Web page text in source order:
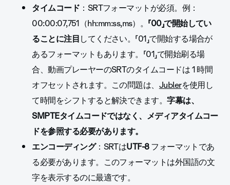
タイムコード ：SRTフォーマットが必須。例：
00:00:07,751（hh:mm:ss,ms）。 「00」で開始してい
ることに注目してください。「01」で開始する場合が
あるフォーマットもあります。「01」で開始刷る場
合、動画プレーヤーのSRTのタイムコードは 1 時間
オフセットされます。この問題は、Jublerを使用し
て時間をシフトすると解決できます。字幕は、
SMPTEタイムコードではなく、メディアタイムコー
ドを参照する必要があります。
エンコーディング：SRTはUTF-8フォーマットであ
る必要があります。このフォーマットは外国語の文
字を表示するのに最適です。